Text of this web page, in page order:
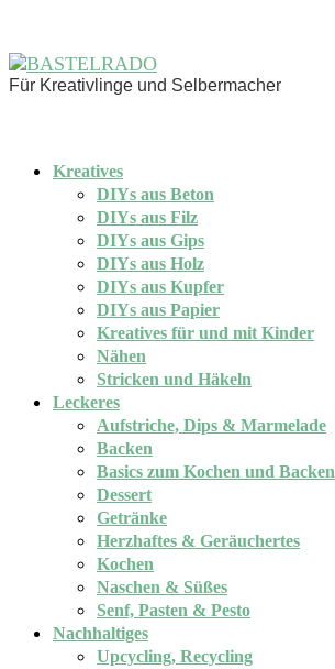
Für Kreativlinge und Selbermacher
Kreatives
DIYs aus Beton
DIYs aus Filz
DIYs aus Gips
DIYs aus Holz
DIYs aus Kupfer
DIYs aus Papier
Kreatives für und mit Kinder
Nähen
Stricken und Häkeln
Leckeres
Aufstriche, Dips & Marmelade
Backen
Basics zum Kochen und Backen
Dessert
Getränke
Herzhaftes & Geräuchertes
Kochen
Naschen & Süßes
Senf, Pasten & Pesto
Nachhaltiges
Upcycling, Recycling